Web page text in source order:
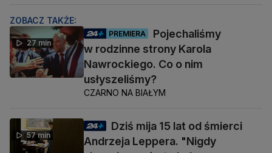
ZOBACZ TAKŻE:
27 min
PREMIERA
Pojechaliśmy
w rodzinne strony Karola
Nawrockiego. Co o nim
usłyszeliśmy?
CZARNO NA BIAŁYM
57 min
Dziś mija 15 lat od śmierci
Andrzeja Leppera. "Nigdy